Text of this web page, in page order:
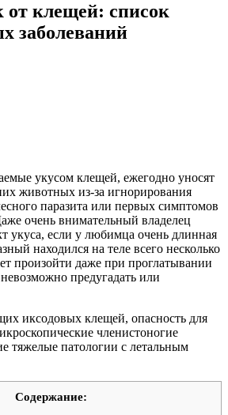
от клещей: список
заболеваний
укусом клещей, ежегодно уносят
животных из-за игнорирования
паразита или первых симптомов
очень внимательный владелец
укуса, если у любимца очень длинная
находился на теле всего несколько
произойти даже при проглатывании
предугадать или
иксодовых клещей, опасность для
членистоногие
тяжелые патологии с летальным
Содержание: